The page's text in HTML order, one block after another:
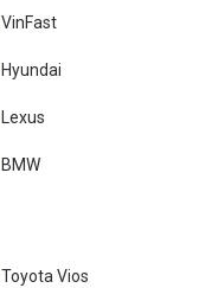
VinFast
Hyundai
Lexus
BMW
Toyota Vios